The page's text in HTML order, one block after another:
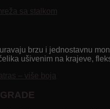
sa stalkom
brzu i jednostavnu
ušivenim na krajeve,
– više boja